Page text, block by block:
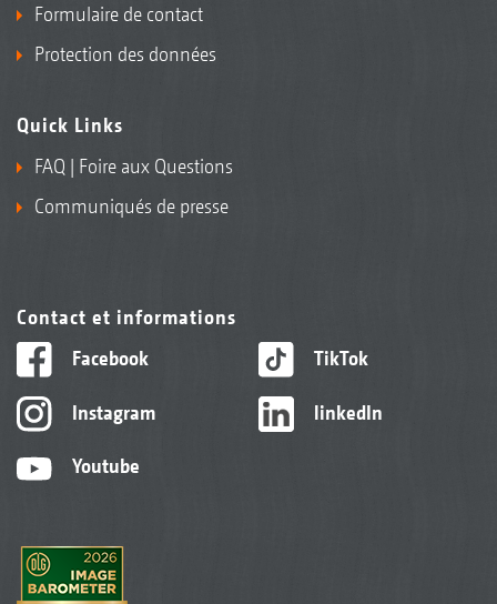
Formulaire de contact
Protection des données
Quick Links
FAQ | Foire aux Questions
Communiqués de presse
Contact et informations
Facebook
Instagram
Youtube
TikTok
linkedIn